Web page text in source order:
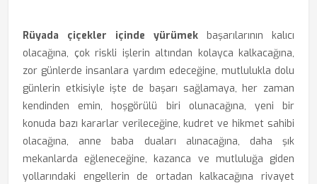
Rüyada çiçekler içinde yürümek başarılarının kalıcı
olacağına, çok riskli işlerin altından kolayca kalkacağına,
zor günlerde insanlara yardım edeceğine, mutlulukla dolu
günlerin etkisiyle işte de başarı sağlamaya, her zaman
kendinden emin, hoşgörülü biri olunacağına, yeni bir
konuda bazı kararlar verileceğine, kudret ve hikmet sahibi
olacağına, anne baba duaları alınacağına, daha şık
mekanlarda eğleneceğine, kazanca ve mutluluğa giden
yollarındaki engellerin de ortadan kalkacağına rivayet